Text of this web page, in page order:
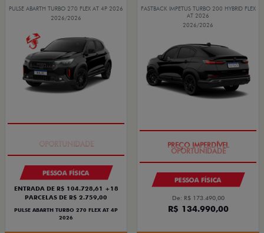
PULSE ABARTH TURBO 270 FLEX AT 4P 2026
2026/2026
PESSOA FÍSICA
ENTRADA DE R$ 104.728,61 +18
PARCELAS DE R$ 2.759,00
PULSE ABARTH TURBO 270 FLEX AT 4P
2026
FASTBACK IMPETUS TURBO 200 HYBRID FLEX
AT 2026
2026/2026
PESSOA FÍSICA
De: R$ 173.490,00
R$ 134.990,00